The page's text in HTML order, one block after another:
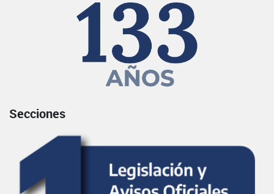
Secciones